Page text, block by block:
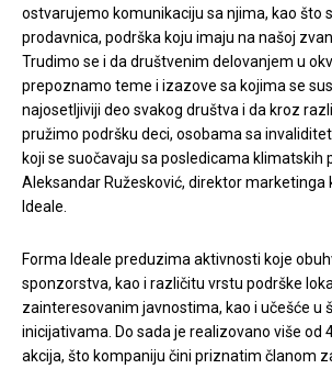
ostvarujemo komunikaciju sa njima, kao što
prodavnica, podrška koju imaju na našoj
Trudimo se i da društvenim delovanjem u
prepoznamo teme i izazove sa kojima se
najosetljiviji deo svakog društva i da kroz
pružimo podršku deci, osobama sa
koji se suočavaju sa posledicama klimatskih
Aleksandar Ružesković, direktor marketinga
Ideale.
Forma Ideale preduzima aktivnosti koje
sponzorstva, kao i različitu vrstu podrške
zainteresovanim javnostima, kao i učešće u
inicijativama. Do sada je realizovano više od
akcija, što kompaniju čini priznatim članom